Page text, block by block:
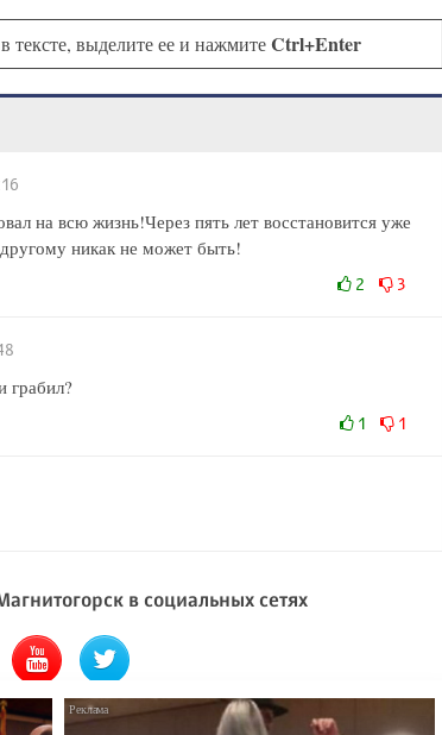
выделите ее и нажмитеCtrl+Enter
на всю жизнь!Через пять лет восстановится уже
никак не может быть!
2 3
грабил?
1 1
в социальных сетях